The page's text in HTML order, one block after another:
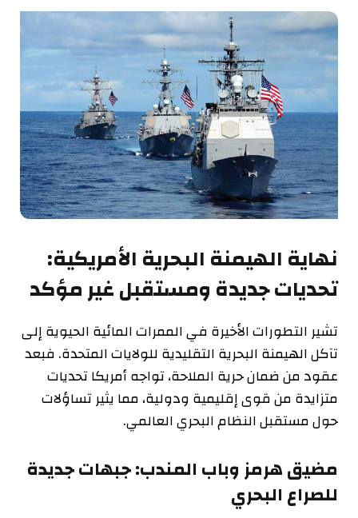
نهاية الهيمنة البحرية الأمريكية:
تحديات جديدة ومستقبل غير مؤكد
تشير التطورات الأخيرة في الممرات المائية الحيوية إلى
تآكل الهيمنة البحرية التقليدية للولايات المتحدة. فبعد
عقود من ضمان حرية الملاحة، تواجه أمريكا تحديات
متزايدة من قوى إقليمية ودولية، مما يثير تساؤلات
حول مستقبل النظام البحري العالمي.
مضيق هرمز وباب المندب: جبهات جديدة
للصراع البحري